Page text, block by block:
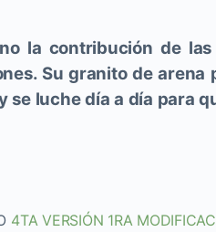
la contribución de
Su granito de arena
se luche día a día para
4TA VERSIÓN 1RA